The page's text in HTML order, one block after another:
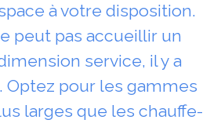
à votre disposition.
peut pas accueillir un
service, il y a
Optez pour les gammes
larges que les chauffe-